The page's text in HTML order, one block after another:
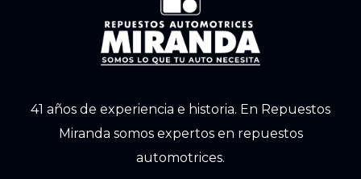
41 años de experiencia e historia. En Repuestos
Miranda somos expertos en repuestos
automotrices.